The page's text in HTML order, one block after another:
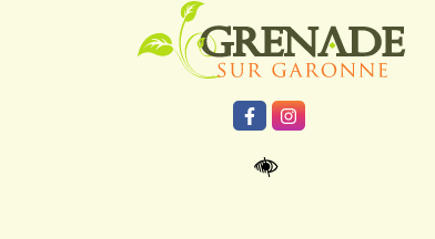
Lien vers le compte
Lien vers le